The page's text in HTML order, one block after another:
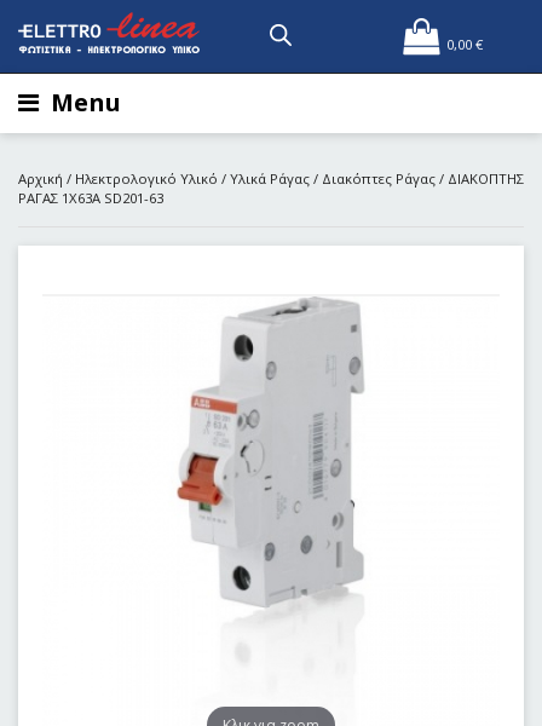
0,00 €
Menu
Αρχική / Ηλεκτρολογικό Υλικό / Υλικά Ράγας / Διακόπτες Ράγας / ΔΙΑΚΟΠΤΗΣ
ΡΑΓΑΣ 1Χ63Α SD201-63